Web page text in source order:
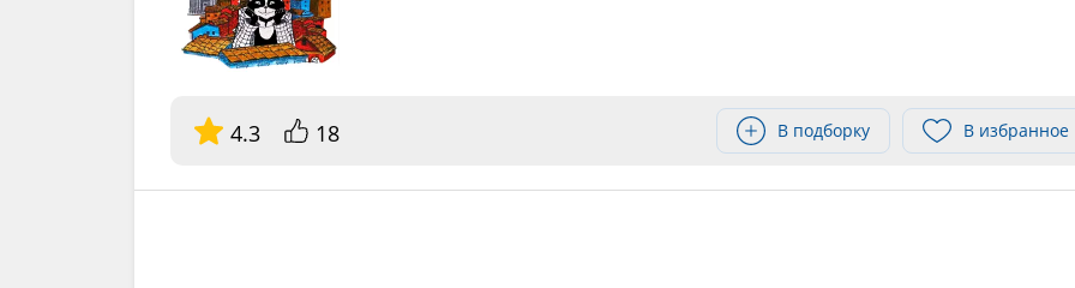
4.3 18 В подборку В избранное